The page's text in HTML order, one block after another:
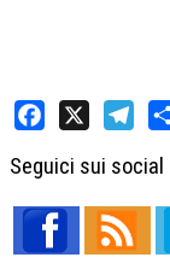
Seguici sui social